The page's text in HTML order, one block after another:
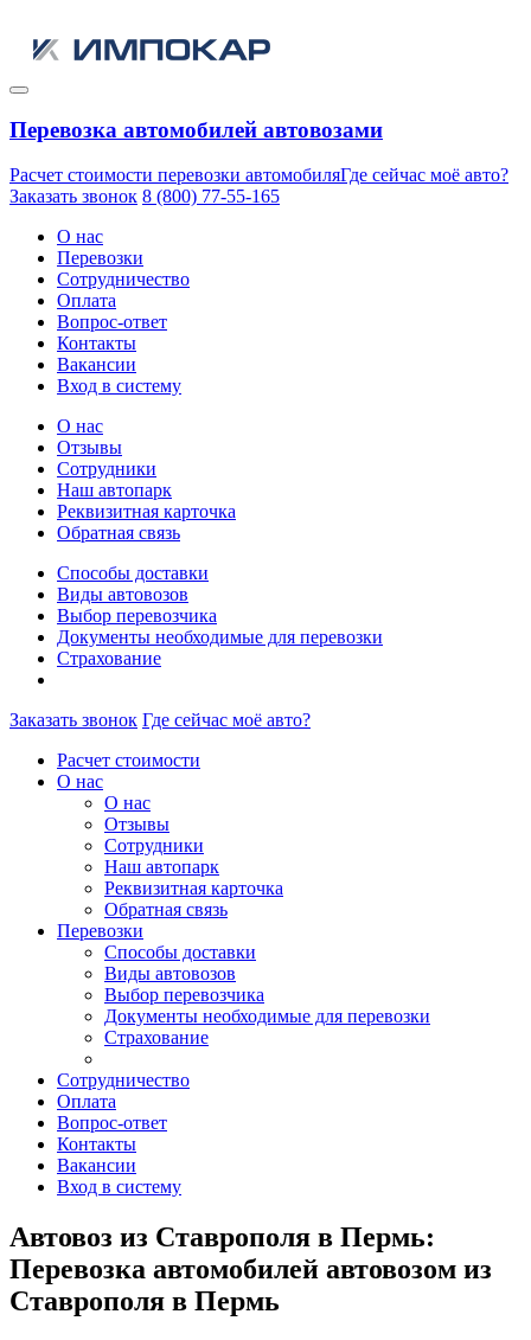
Перевозка автомобилей автовозами
Расчет стоимости перевозки автомобиляГде сейчас моё авто?
Заказать звонок 8 (800) 77-55-165
О нас
Перевозки
Сотрудничество
Оплата
Вопрос-ответ
Контакты
Вакансии
Вход в систему
О нас
Отзывы
Сотрудники
Наш автопарк
Реквизитная карточка
Обратная связь
Способы доставки
Виды автовозов
Выбор перевозчика
Документы необходимые для перевозки
Страхование
Заказать звонок Где сейчас моё авто?
Расчет стоимости
О нас
О нас
Отзывы
Сотрудники
Наш автопарк
Реквизитная карточка
Обратная связь
Перевозки
Способы доставки
Виды автовозов
Выбор перевозчика
Документы необходимые для перевозки
Страхование
Сотрудничество
Оплата
Вопрос-ответ
Контакты
Вакансии
Вход в систему
Автовоз из Ставрополя в Пермь:
Перевозка автомобилей автовозом из
Ставрополя в Пермь